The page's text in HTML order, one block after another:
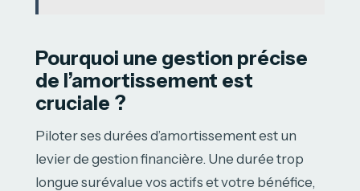
Pourquoi une gestion précise
de l’amortissement est
cruciale ?
Piloter ses durées d’amortissement est un
levier de gestion financière. Une durée trop
longue surévalue vos actifs et votre bénéfice,